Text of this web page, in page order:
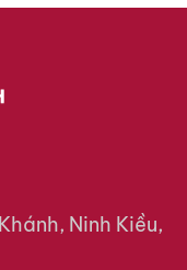
Ninh Kiều,